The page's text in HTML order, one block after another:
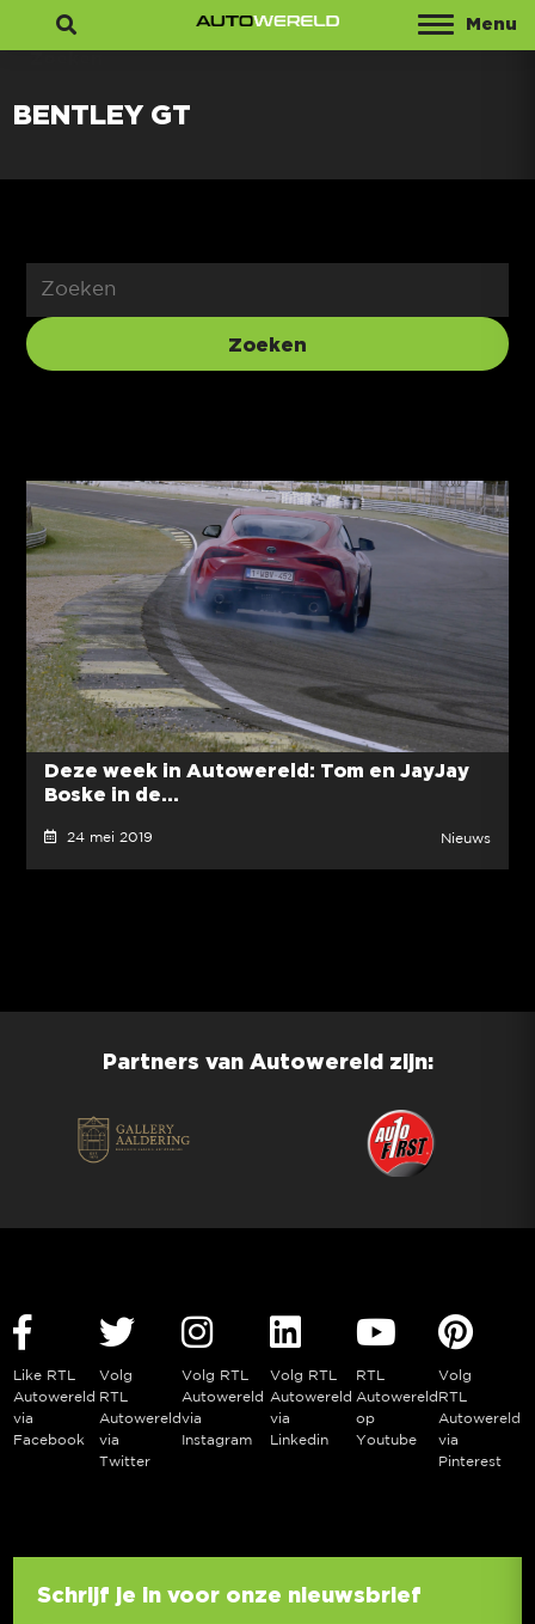
Menu
BENTLEY GT
Deze week in Autowereld: Tom en JayJay
Boske in de...
24 mei 2019 Nieuws
Partners van Autowereld zijn:
Like RTL
Autowereld
via
Facebook
Volg
RTL
Autowereld
via
Twitter
Volg RTL
Autowereld
via
Instagram
Volg RTL
Autowereld
via
Linkedin
RTL
Autowereld
op
Youtube
Volg
RTL
Autowereld
via
Pinterest
Schrijf je in voor onze nieuwsbrief